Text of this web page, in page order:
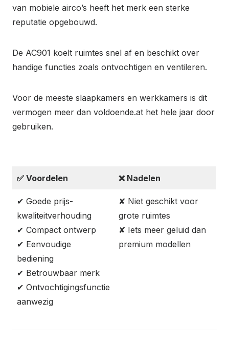
van mobiele airco’s heeft het merk een sterke
reputatie opgebouwd.
De AC901 koelt ruimtes snel af en beschikt over
handige functies zoals ontvochtigen en ventileren.
Voor de meeste slaapkamers en werkkamers is dit
vermogen meer dan voldoende.at het hele jaar door
gebruiken.
✅ Voordelen ❌ Nadelen
✔ Goede prijs-
kwaliteitverhouding
✔ Compact ontwerp
✔ Eenvoudige
bediening
✔ Betrouwbaar merk
✔ Ontvochtigingsfunctie
aanwezig
✘ Niet geschikt voor
grote ruimtes
✘ Iets meer geluid dan
premium modellen